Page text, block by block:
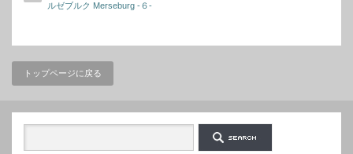
ルゼブルク Merseburg -６-
トップページに戻る